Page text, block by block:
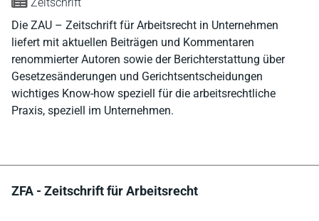
Die ZAU – Zeitschrift für Arbeitsrecht in Unternehmen
liefert mit aktuellen Beiträgen und Kommentaren
renommierter Autoren sowie der Berichterstattung über
Gesetzesänderungen und Gerichtsentscheidungen
wichtiges Know-how speziell für die arbeitsrechtliche
Praxis, speziell im Unternehmen.
ZFA - Zeitschrift für Arbeitsrecht